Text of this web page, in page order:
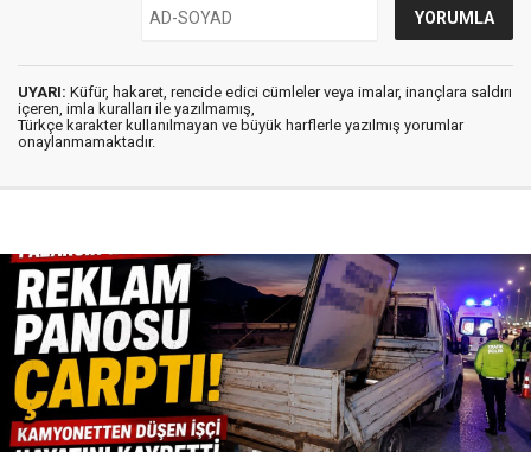
UYARI: Küfür, hakaret, rencide edici cümleler veya imalar, inançlara saldırı
içeren, imla kuralları ile yazılmamış,
Türkçe karakter kullanılmayan ve büyük harflerle yazılmış yorumlar
onaylanmamaktadır.